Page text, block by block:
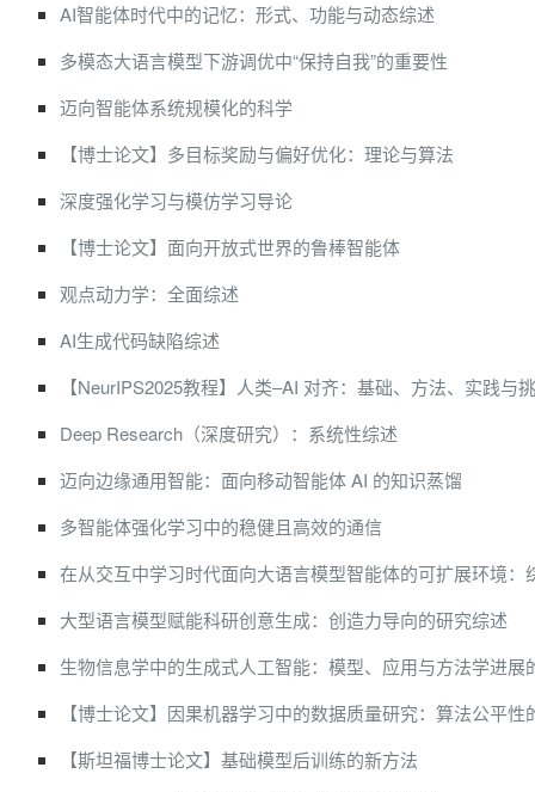
AI智能体时代中的记忆：形式、功能与动态综述
多模态大语言模型下游调优中“保持自我”的重要性
迈向智能体系统规模化的科学
【博士论文】多目标奖励与偏好优化：理论与算法
深度强化学习与模仿学习导论
【博士论文】面向开放式世界的鲁棒智能体
观点动力学：全面综述
AI生成代码缺陷综述
【NeurIPS2025教程】人类–AI 对齐：基础、方法、实践与
Deep Research（深度研究）：系统性综述
迈向边缘通用智能：面向移动智能体 AI 的知识蒸馏
多智能体强化学习中的稳健且高效的通信
在从交互中学习时代面向大语言模型智能体的可扩展环境：
大型语言模型赋能科研创意生成：创造力导向的研究综述
生物信息学中的生成式人工智能：模型、应用与方法学进展
【博士论文】因果机器学习中的数据质量研究：算法公平性
【斯坦福博士论文】基础模型后训练的新方法